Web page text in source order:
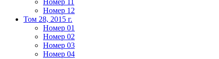
Номер 11
Номер 12
Том 28, 2015 г.
Номер 01
Номер 02
Номер 03
Номер 04